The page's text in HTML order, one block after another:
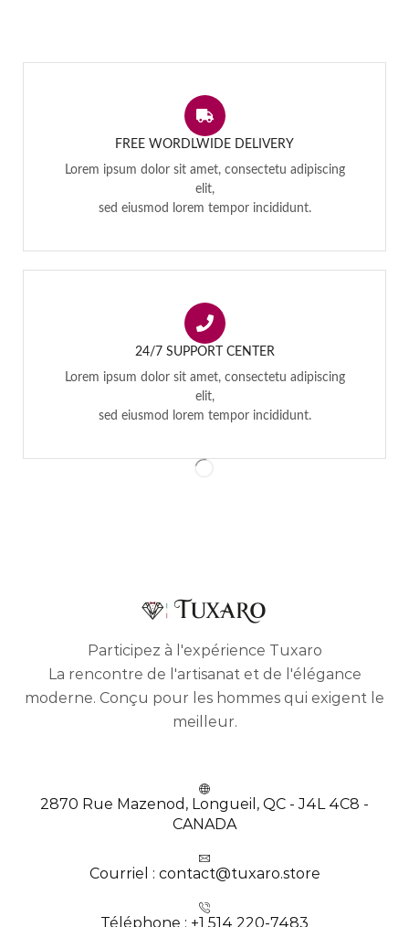
FREE WORDLWIDE DELIVERY
Lorem ipsum dolor sit amet, consectetu adipiscing
elit,
sed eiusmod lorem tempor incididunt.
24/7 SUPPORT CENTER
Lorem ipsum dolor sit amet, consectetu adipiscing
elit,
sed eiusmod lorem tempor incididunt.
Participez à l'expérience Tuxaro
La rencontre de l'artisanat et de l'élégance
moderne. Conçu pour les hommes qui exigent le
meilleur.
2870 Rue Mazenod, Longueil, QC - J4L 4C8 -
CANADA
Courriel : contact@tuxaro.store
Téléphone : +1 514 220-7483